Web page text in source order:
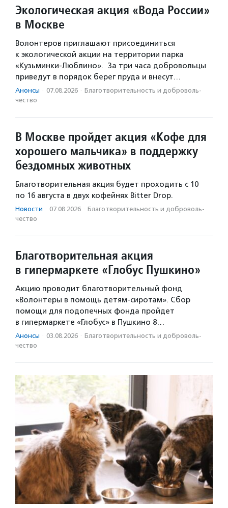
Экологическая акция «Вода России»
в Москве
Волонтеров приглашают присоединиться
к экологической акции на территории парка
«Кузьминки-Люблино». За три часа добровольцы
приведут в порядок берег пруда и внесут…
Анонсы · 07.08.2026 · Благотвори­тель­ность и доброволь­
чест­во
В Москве пройдет акция «Кофе для
хорошего мальчика» в поддержку
бездомных животных
Благотворительная акция будет проходить с 10
по 16 августа в двух кофейнях Bitter Drop.
Новости · 07.08.2026 · Благотвори­тель­ность и доброволь­
чест­во
Благотворительная акция
в гипермаркете «Глобус Пушкино»
Акцию проводит благотворительный фонд
«Волонтеры в помощь детям-сиротам». Сбор
помощи для подопечных фонда пройдет
в гипермаркете «Глобус» в Пушкино 8…
Анонсы · 03.08.2026 · Благотвори­тель­ность и доброволь­
чест­во